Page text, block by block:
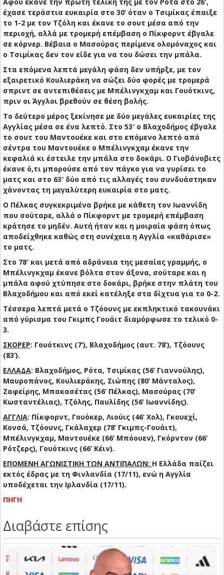
έχασε τεράστια ευκαιρία στο 30’ όταν ο Τσιμίκας έπαιξε
το 1-2 με τον Τζόλη και έκανε το σουτ μέσα από την
περιοχή, αλλά με τρομερή επέμβαση ο Πίκφορντ έβγαλε
σε κόρνερ. Βέβαια ο Μασούρας περίμενε ολομόναχος και
ο Τσιμίκας δεν τον είδε για να του δώσει την μπάλα.
Στα επόμενα λεπτά μεγάλη φάση δεν υπήρξε, με τον
εξαιρετικό Κουλιεράκη να σώζει δύο φορές με τρομερά
σπριντ σε αντεπιθέσεις με Μπέλινγκχαμ και Γουότκινς,
πριν οι Άγγλοι βρεθούν σε θέση βολής.
Το δεύτερο μέρος ξεκίνησε με δύο μεγάλες ευκαιρίες της
Αγγλίας μέσα σε ένα λεπτό. Στο 53′ ο Βλαχοδήμος έβγαλε
το σουτ του Μαντουέκε και στο επόμενο λεπτό από
σέντρα του Μαντουέκε ο Μπέλινγκχαμ έκανε την
κεφαλιά κι έστειλε την μπάλα στο δοκάρι. Ο Γιοβάνοβιτς
έκανε ό,τι μπορούσε από τον πάγκο για να γυρίσει το
ματς και στο 63′ δύο από τις αλλαγές του συνδυάστηκαν
χάνοντας τη μεγαλύτερη ευκαιρία στο ματς.
Ο Πέλκας συγκεκριμένα βρήκε με κάθετη τον Ιωαννίδη
που σούταρε, αλλά ο Πίκφορντ με τρομερή επέμβαση
κράτησε το μηδέν. Αυτή ήταν και η μοιραία φάση όπως
αποδείχθηκε καθώς στη συνέχεια η Αγγλία «καθάρισε»
το ματς.
Στο 78′ και μετά από αδράνεια της μεσαίας γραμμής, ο
Μπέλινγκχαμ έκανε βόλτα στον άξονα, σούταρε και η
μπάλα αφού χτύπησε στο δοκάρι, βρήκε στην πλάτη του
Βλαχοδήμου και από εκεί κατέληξε στα δίχτυα για το 0-2.
Τέσσερα λεπτά μετά ο Τζόουνς με εκπληκτικό τακουνάκι
από γύρισμα του Γκιμπς Γουάιτ διαμόρφωσε το τελικό 0-
3.
ΣΚΟΡΕΡ: Γουότκινς (7’), Βλαχοδήμος (αυτ. 78’), Τζόουνς
(83’).
ΕΛΛΑΔΑ: Βλαχοδήμος, Ρότα, Τσιμίκας (56’ Γιαννούλης),
Μαυροπάνος, Κουλιεράκης, Σιώπης (80’ Μάνταλος),
Ζαφείρης, Μπακασέτας (56’ Πέλκας), Μασούρας (70’
Κωσταντέλιας), Τζόλης, Παυλίδης (56’ Ιωαννίδης).
ΑΓΓΛΙΑ: Πίκφορντ, Γουόκερ, Λιούις (46’ Χολ), Γκουεχί,
Κονσά, Τζόουνς, Γκάλαχερ (78’ Γκιμπς-Γουάιτ),
Μπέλινγκχαμ, Μαντουέκε (66’ Μπόουεν), Γκόρντον (66’
Ρότζερς), Γουότκινς (66’ Κέιν).
ΕΠΟΜΕΝΗ ΑΓΩΝΙΣΤΙΚΗ ΤΩΝ ΑΝΤΙΠΑΛΩΝ: Η Ελλάδα παίζει
εκτός έδρας με τη Φινλανδία (17/11), ενώ η Αγγλία
υποδέχεται την Ιρλανδία (17/11).
ΠΗΓΗ
Διαβάστε επίσης